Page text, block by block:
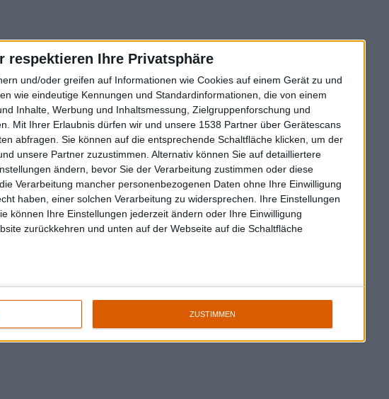
respektieren Ihre Privatsphäre
und/oder greifen auf Informationen wie Cookies auf einem Gerät zu und
wie eindeutige Kennungen und Standardinformationen, die von einem
Inhalte, Werbung und Inhaltsmessung, Zielgruppenforschung und
Mit Ihrer Erlaubnis dürfen wir und unsere 1538 Partner über Gerätescans
abfragen. Sie können auf die entsprechende Schaltfläche klicken, um der
unsere Partner zuzustimmen. Alternativ können Sie auf detailliertere
ändern, bevor Sie der Verarbeitung zustimmen oder diese
Verarbeitung mancher personenbezogenen Daten ohne Ihre Einwilligung
haben, einer solchen Verarbeitung zu widersprechen. Ihre Einstellungen
können Ihre Einstellungen jederzeit ändern oder Ihre Einwilligung
zurückkehren und unten auf der Webseite auf die Schaltfläche
ZUSTIMMEN